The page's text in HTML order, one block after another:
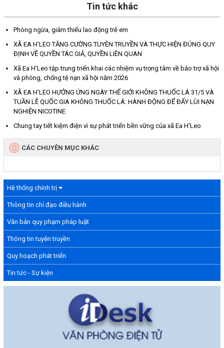
Hệ thống chính trị
Thông tin chỉ đạo điều hành
Văn bản quy phạm pháp luật
Thông tin tuyên truyền
Quy hoạch phát triển
Tin tức - Sự kiện
Tin tức khác
Phòng ngừa, giảm thiểu lao động trẻ em
XÃ EA H'LEO TĂNG CƯỜNG TUYÊN TRUYỀN VÀ THỰC HIỆN ĐÚNG QUY
ĐỊNH VỀ QUYỀN TÁC GIẢ, QUYỀN LIÊN QUAN
Xã Ea H'Leo tập trung triển khai các nhiệm vụ trọng tâm về bảo trợ xã hội
và phòng, chống tệ nạn xã hội năm 2026
XÃ EA H'LEO HƯỞNG ỨNG NGÀY THẾ GIỚI KHÔNG THUỐC LÁ 31/5 VÀ
TUẦN LỄ QUỐC GIA KHÔNG THUỐC LÁ: HÀNH ĐỘNG ĐỂ ĐẨY LÙI NẠN
NGHIỆN NICOTINE
Chung tay tiết kiệm điện vì sự phát triển bền vững của xã Ea H'Leo
CÁC CHUYÊN MỤC KHÁC